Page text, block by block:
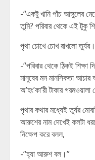
-“একটু খানি পাঁচ আঙ্গুলের
তুমি? পরিবার থেকে এই টুকু
পৃথা চোখে চোখ রাখলো
-“পরিবার থেকে ঠিকই
মানুষের মন মানসিকতা
অ’হং’কা’রী টাকার
পৃথার কথার মধ্যেই তুর্যর
আরুশের নাম দেখেই কলটা
নিক্ষেপ করে বলল,
-“হ্যা আরুশ বল।”